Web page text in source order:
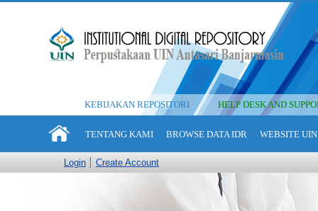
KEBIJAKAN REPOSITORI HELP DESK AND
TENTANG KAMI BROWSE DATA IDR WEBSITE
Login Create Account